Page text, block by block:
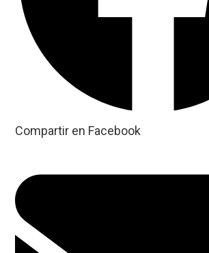
Compartir en Facebook